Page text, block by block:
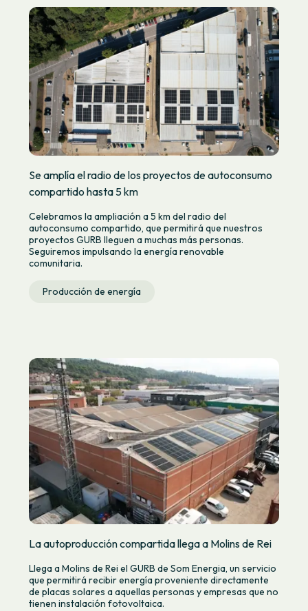
Se amplía el radio de los proyectos de autoconsumo
compartido hasta 5 km
Celebramos la ampliación a 5 km del radio del
autoconsumo compartido, que permitirá que nuestros
proyectos GURB lleguen a muchas más personas.
Seguiremos impulsando la energía renovable
comunitaria.
Producción de energía
La autoproducción compartida llega a Molins de Rei
Llega a Molins de Rei el GURB de Som Energia, un servicio
que permitirá recibir energía proveniente directamente
de placas solares a aquellas personas y empresas que no
tienen instalación fotovoltaica.